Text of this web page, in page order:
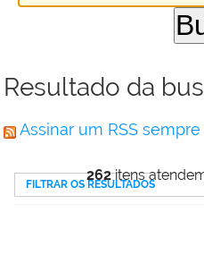
Resultado da
Assinar um RSS
262itens
FILTRAR OS RESULTADOS